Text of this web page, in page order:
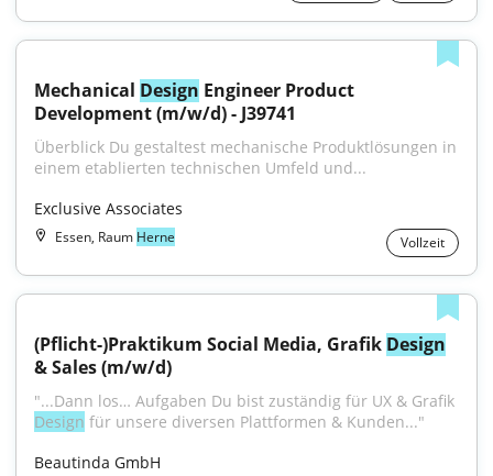
Mechanical Design Engineer Product
Development (m/w/d) - J39741
Überblick Du gestaltest mechanische Produktlösungen in
einem etablierten technischen Umfeld und...
Exclusive Associates
Essen, Raum Herne Vollzeit
(Pflicht-)Praktikum Social Media, Grafik Design
& Sales (m/w/d)
Design für unsere diversen Plattformen & Kunden..."
Beautinda GmbH